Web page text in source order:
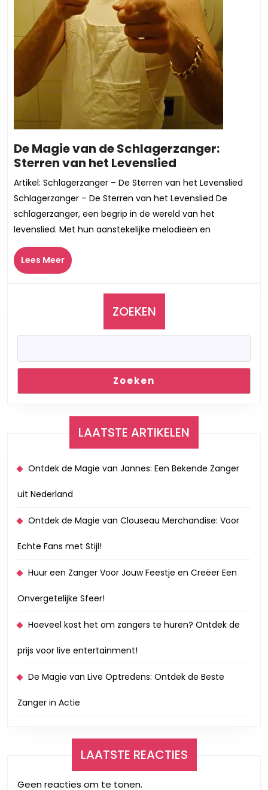
De Magie van de Schlagerzanger:
Sterren van het Levenslied
Magie
van
de
Sterren
Artikel: Schlagerzanger – De Sterren van het Levenslied
Schlagerzanger – De Sterren van het Levenslied De
schlagerzanger, een begrip in de wereld van het
levenslied. Met hun aanstekelijke melodieën en
Lees MeerLees
Meer
ZOEKEN
Zoeken
LAATSTE ARTIKELEN
Ontdek de Magie van Jannes: Een Bekende Zanger
uit Nederland
Ontdek de Magie van Clouseau Merchandise: Voor
Echte Fans met Stijl!
Huur een Zanger Voor Jouw Feestje en Creëer Een
Onvergetelijke Sfeer!
Hoeveel kost het om zangers te huren? Ontdek de
prijs voor live entertainment!
De Magie van Live Optredens: Ontdek de Beste
Zanger in Actie
LAATSTE REACTIES
Geen reacties om te tonen.